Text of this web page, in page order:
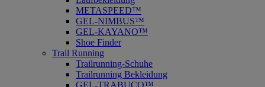
METASPEED™
GEL-NIMBUS™
GEL-KAYANO™
Shoe Finder
Trail Running
Trailrunning-Schuhe
Trailrunning Bekleidung
GEL-TRABUCO™